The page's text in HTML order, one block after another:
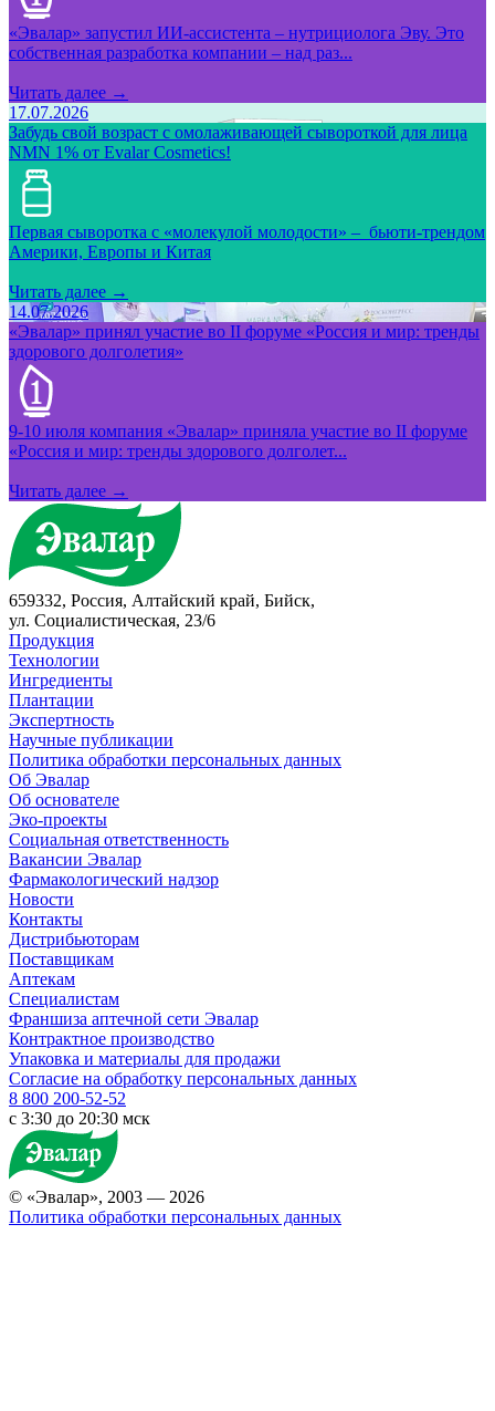
«Эвалар» запустил ИИ-ассистента – нутрициолога Эву. Это
собственная разработка компании – над раз...
Читать далее →
17.07.2026
Забудь свой возраст с омолаживающей сывороткой для лица
NMN 1% от Evalar Cosmetics!
Первая сыворотка с «молекулой молодости» – бьюти-трендом
Америки, Европы и Китая
Читать далее →
14.07.2026
«Эвалар» принял участие во II форуме «Россия и мир: тренды
здорового долголетия»
9-10 июля компания «Эвалар» приняла участие во II форуме
«Россия и мир: тренды здорового долголет...
Читать далее →
659332, Россия, Алтайский край, Бийск,
ул. Социалистическая, 23/6
Продукция
Технологии
Ингредиенты
Плантации
Экспертность
Научные публикации
Политика обработки персональных данных
Об Эвалар
Об основателе
Эко-проекты
Социальная ответственность
Вакансии Эвалар
Фармакологический надзор
Новости
Контакты
Дистрибьюторам
Поставщикам
Аптекам
Специалистам
Франшиза аптечной сети Эвалар
Контрактное производство
Упаковка и материалы для продажи
Согласие на обработку персональных данных
8 800 200-52-52
c 3:30 до 20:30 мск
© «Эвалар», 2003 — 2026
Политика обработки персональных данных